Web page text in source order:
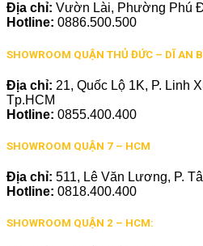
Địa chỉ: Vườn Lài, Phường Phú
Hotline: 0886.500.500
SHOWROOM QUẬN THỦ ĐỨC – DĨ AN
Địa chỉ: 21, Quốc Lộ 1K, P. Linh
Tp.HCM
Hotline: 0855.400.400
SHOWROOM QUẬN 7 – HCM
Địa chỉ: 511, Lê Văn Lương, P.
Hotline: 0818.400.400
SHOWROOM QUẬN 2 – HCM: